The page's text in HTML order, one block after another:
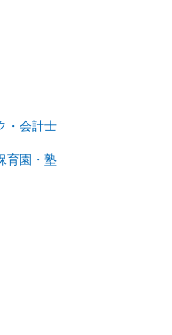
・会計士
育園・塾